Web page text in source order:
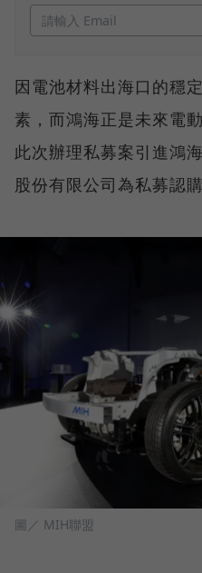
因電池材料出海口的穩
素，而鴻海正是未來電
此次辦理私募案引進鴻
股份有限公司為私募認購
圖／ MIH聯盟